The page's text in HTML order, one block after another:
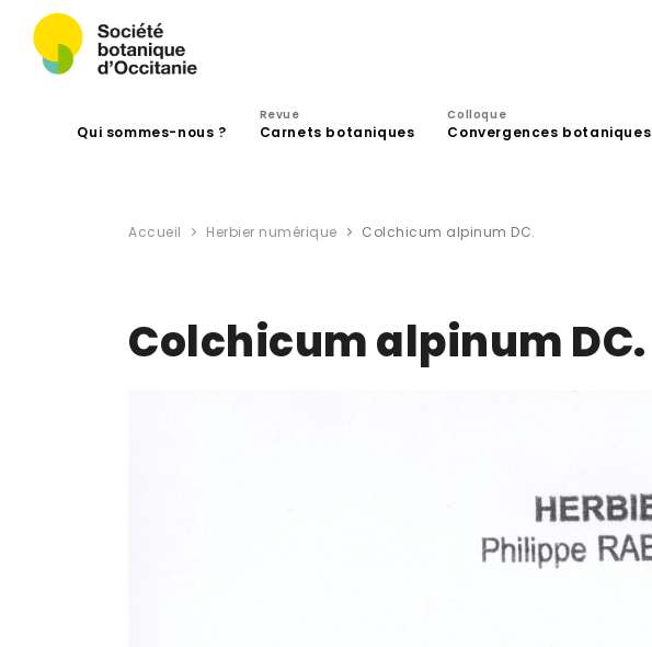
Qui sommes-nous ?
Revue
Carnets botaniques
Colloque
Convergences botaniques
Accueil Herbier numérique Colchicum alpinum DC.
Colchicum alpinum DC.